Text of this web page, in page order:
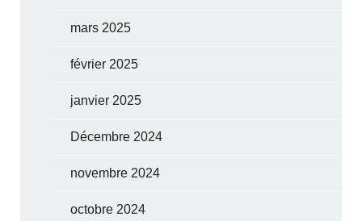
mars 2025
février 2025
janvier 2025
Décembre 2024
novembre 2024
octobre 2024